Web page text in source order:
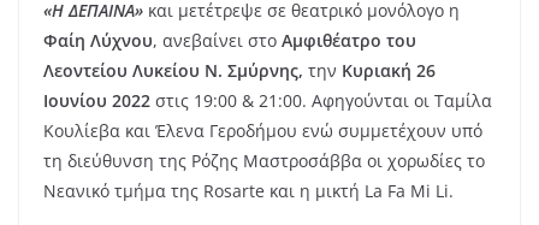
«Η ΔΕΠΑΙΝΑ» και μετέτρεψε σε θεατρικό μονόλογο η
Φαίη Λύχνου, ανεβαίνει στο Αμφιθέατρο του
Λεοντείου Λυκείου Ν. Σμύρνης, την Κυριακή 26
Ιουνίου 2022 στις 19:00 & 21:00. Αφηγούνται οι Ταμίλα
Κουλίεβα και Έλενα Γεροδήμου ενώ συμμετέχουν υπό
τη διεύθυνση της Ρόζης Μαστροσάββα οι χορωδίες το
Νεανικό τμήμα της Rosarte και η μικτή La Fa Mi Li.